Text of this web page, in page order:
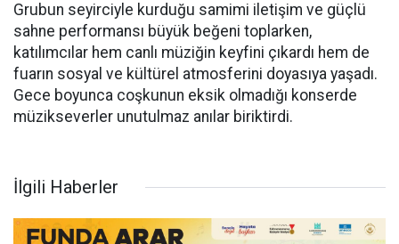
Grubun seyirciyle kurduğu samimi iletişim ve güçlü
sahne performansı büyük beğeni toplarken,
katılımcılar hem canlı müziğin keyfini çıkardı hem de
fuarın sosyal ve kültürel atmosferini doyasıya yaşadı.
Gece boyunca coşkunun eksik olmadığı konserde
müzikseverler unutulmaz anılar biriktirdi.
İlgili Haberler